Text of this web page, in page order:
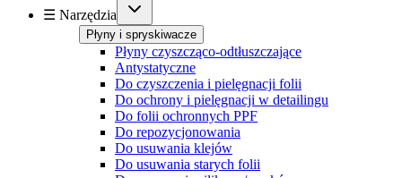
☰ Narzędzia
Płyny i spryskiwacze
Płyny czyszcząco-odtłuszczające
Antystatyczne
Do czyszczenia i pielęgnacji folii
Do ochrony i pielęgnacji w detailingu
Do folii ochronnych PPF
Do repozycjonowania
Do usuwania klejów
Do usuwania starych folii